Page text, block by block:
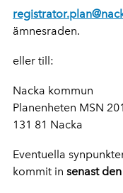
ämnesraden.
eller till:
Nacka kommun
Planenheten MSN
131 81 Nacka
Eventuella
kommit in senast